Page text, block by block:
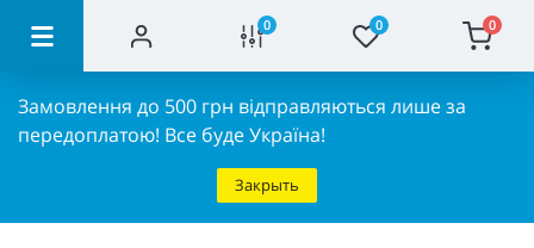
0 0 0
Замовлення до 500 грн відправляються лише за
передоплатою! Все буде Україна!
Закрыть